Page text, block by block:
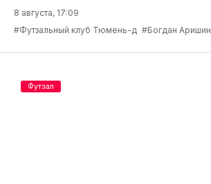
8 августа, 17:09
#Футзальный клуб Тюмень-д #Богдан Аришин
Футзал